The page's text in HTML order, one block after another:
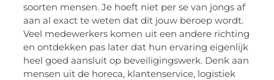
soorten mensen. Je hoeft niet per se van jongs af
aan al exact te weten dat dit jouw beroep wordt.
Veel medewerkers komen uit een andere richting
en ontdekken pas later dat hun ervaring eigenlijk
heel goed aansluit op beveiligingswerk. Denk aan
mensen uit de horeca, klantenservice, logistiek